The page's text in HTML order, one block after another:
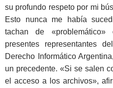
su profundo respeto por mi
Esto nunca me había
tachan de
presentes representantes
Derecho Informático
un precedente. «Si se salen
el acceso a los archivos»,